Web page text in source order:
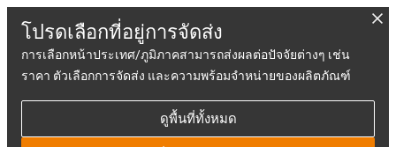
โปรดเลือกที่อยู่การจัดส่ง
การเลือกหน้าประเทศ/ภูมิภาคสามารถส่งผลต่อปัจจัยต่างๆ เช่น
ราคา ตัวเลือกการจัดส่ง และความพร้อมจำหน่ายของผลิตภัณฑ์
ดูพื้นที่ทั้งหมด